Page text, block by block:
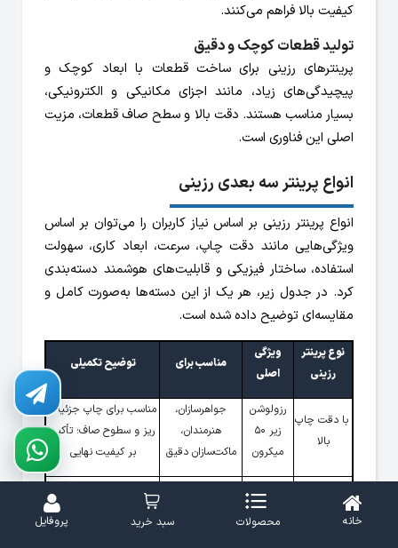
کیفیت بالا فراهم می‌کنند.
تولید قطعات کوچک و دقیق
پرینترهای رزینی برای ساخت قطعات با ابعاد کوچک و
پیچیدگی‌های زیاد، مانند اجزای مکانیکی و الکترونیکی،
بسیار مناسب هستند. دقت بالا و سطح صاف قطعات، مزیت
اصلی این فناوری است.
انواع پرینتر سه بعدی رزینی
انواع پرینتر رزینی بر اساس نیاز کاربران را می‌توان بر اساس
ویژگی‌هایی مانند دقت چاپ، سرعت، ابعاد کاری، سهولت
استفاده، ساختار فیزیکی و قابلیت‌های هوشمند دسته‌بندی
کرد. در جدول زیر، هر یک از این دسته‌ها به‌صورت کامل و
مقایسه‌ای توضیح داده شده است.
نوع پرینتر
رزینی
ویژگی
اصلی
مناسب برای توضیح تکمیلی
با دقت چاپ
بالا
رزولوشن
زیر 50
میکرون
جواهرسازان،
هنرمندان،
ماکت‌سازان دقیق
مناسب برای چاپ جزئیات
ریز و سطوح صاف؛ تأکید
بر کیفیت نهایی
کامل با نور
مستقیم
زمان چاپ کوتاه‌تر، مناسب
برای پروژه‌های سریع
خانه محصولات سبد خرید پروفایل